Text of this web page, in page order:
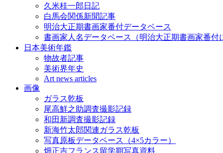
久米桂一郎日記
白馬会関係新聞記事
明治大正期書画家番付データベース
書画家人名データベース（明治大正期書画家番付
日本美術年鑑
物故者記事
美術界年史
Art news articles
画像
ガラス乾板
尾高鮮之助調査撮影記録
和田新調査撮影記録
新海竹太郎関連ガラス乾板
写真原板データベース（4×5カラー）
畑正吉フランス留学期写真資料